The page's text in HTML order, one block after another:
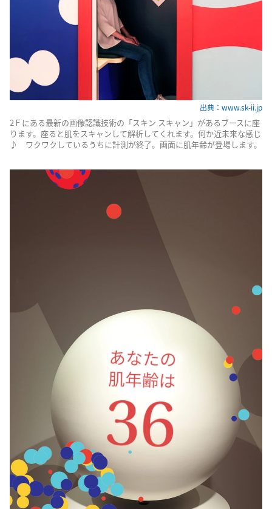
出典：www.sk-ii.jp
2Ｆにある最新の画像認識技術の「スキン スキャン」があるブースに座
ります。座ると肌をスキャンして解析してくれます。何か近未来な感じ
♪ ワクワクしているうちに計測が終了。画面に肌年齢が登場します。